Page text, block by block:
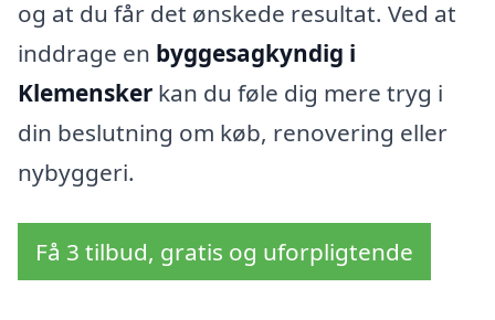
og at du får det ønskede resultat. Ved at
inddrage en byggesagkyndig i
Klemensker kan du føle dig mere tryg i
din beslutning om køb, renovering eller
nybyggeri.
Få 3 tilbud, gratis og uforpligtende